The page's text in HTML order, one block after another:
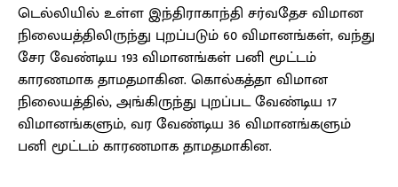
டெல்லியில் உள்ள இந்திராகாந்தி சர்வதேச விமான
நிலையத்திலிருந்து புறப்படும் 60 விமானங்கள், வந்து
சேர வேண்டிய 193 விமானங்கள் பனி மூட்டம்
காரணமாக தாமதமாகின. கொல்கத்தா விமான
நிலையத்தில், அங்கிருந்து புறப்பட வேண்டிய 17
விமானங்களும், வர வேண்டிய 36 விமானங்களும்
பனி மூட்டம் காரணமாக தாமதமாகின.